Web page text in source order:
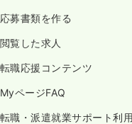
応募書類を作る
閲覧した求人
転職応援コンテンツ
MyページFAQ
転職・派遣就業サポート利